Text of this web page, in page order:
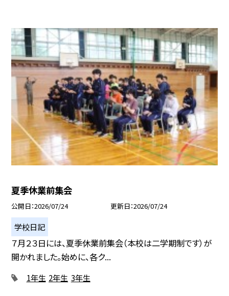
夏季休業前集会
公開日 2026/07/24 更新日 2026/07/24
学校日記
７月２３日には、夏季休業前集会（本校は二学期制です）が
開かれました。始めに、各ク...
1年生 2年生 3年生